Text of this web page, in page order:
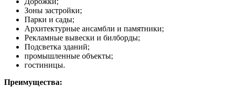
Зоны застройки;
Парки и сады;
Архитектурные ансамбли и памятники;
Рекламные вывески и билборды;
Подсветка зданий;
промышленные объекты;
гостиницы.
Преимущества: